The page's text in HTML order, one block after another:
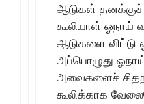
ஆடுகள்
கூலியாள் ஓநாய்
ஆடுகளை விட்டு
அப்பொழுது
அவைகளைச்
கூலிக்காக